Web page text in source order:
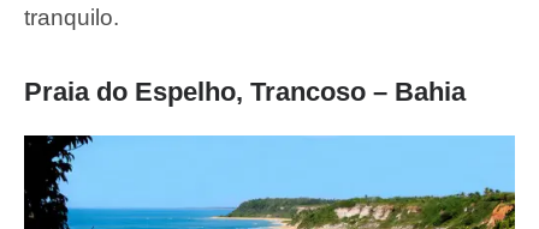
tranquilo.
Praia do Espelho, Trancoso – Bahia